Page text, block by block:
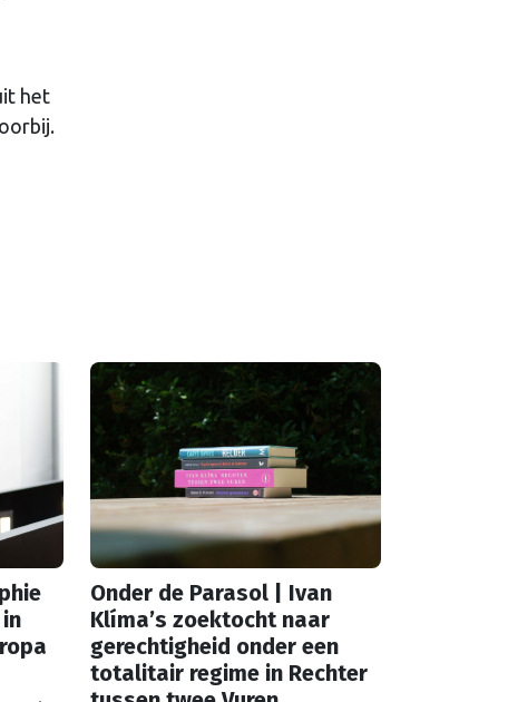
het
Onder de Parasol | Ivan
Klíma’s zoektocht naar
gerechtigheid onder een
totalitair regime in Rechter